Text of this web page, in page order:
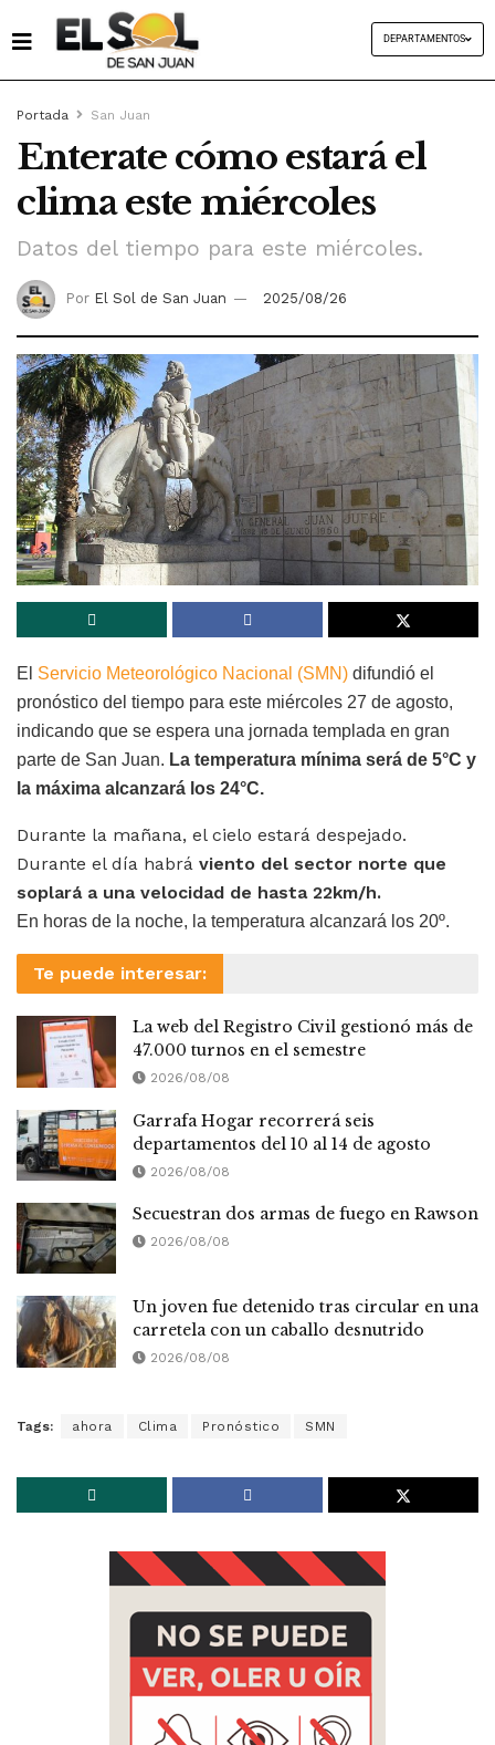
DEPARTAMENTOS
Portada San Juan
Enterate cómo estará el
clima este miércoles
Datos del tiempo para este miércoles.
Por El Sol de San Juan 2025/08/26
El Servicio Meteorológico Nacional (SMN) difundió el
pronóstico del tiempo para este miércoles 27 de agosto,
indicando que se espera una jornada templada en gran
parte de San Juan. La temperatura mínima será de 5°C y
la máxima alcanzará los 24°C.
Durante la mañana, el cielo estará despejado.
Durante el día habrá viento del sector norte que
soplará a una velocidad de hasta 22km/h.
En horas de la noche, la temperatura alcanzará los 20º.
Te puede interesar:
La web del Registro Civil gestionó más de
47.000 turnos en el semestre
2026/08/08
Garrafa Hogar recorrerá seis
departamentos del 10 al 14 de agosto
2026/08/08
Secuestran dos armas de fuego en Rawson
2026/08/08
Un joven fue detenido tras circular en una
carretela con un caballo desnutrido
2026/08/08
Tags: ahora Clima Pronóstico SMN